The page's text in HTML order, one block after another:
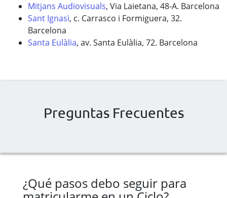
Mitjans Audiovisuals, Via Laietana, 48-A. Barcelona
Sant Ignasi, c. Carrasco i Formiguera, 32.
Barcelona
Santa Eulàlia, av. Santa Eulàlia, 72. Barcelona
Preguntas Frecuentes
¿Qué pasos debo seguir para